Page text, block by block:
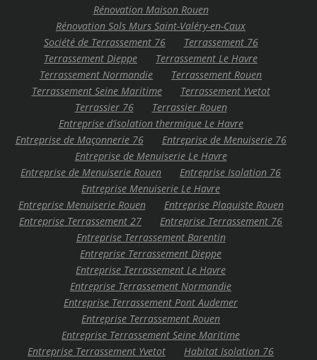
Rénovation Maison Rouen
Rénovation Sols Murs Saint-Valéry-en-Caux
Société de Terrassement 76
Terrassement 76
Terrassement Dieppe
Terrassement Le Havre
Terrassement Normandie
Terrassement Rouen
Terrassement Seine Maritime
Terrassement Yvetot
Terrassier 76
Terrassier Rouen
Entreprise d’isolation thermique Le Havre
Entreprise de Maçonnerie 76
Entreprise de Menuiserie 76
Entreprise de Menuiserie Le Havre
Entreprise de Menuiserie Rouen
Entreprise Isolation 76
Entreprise Menuiserie Le Havre
Entreprise Menuiserie Rouen
Entreprise Plaquiste Rouen
Entreprise Terrassement 27
Entreprise Terrassement 76
Entreprise Terrassement Barentin
Entreprise Terrassement Dieppe
Entreprise Terrassement Le Havre
Entreprise Terrassement Normandie
Entreprise Terrassement Pont Audemer
Entreprise Terrassement Rouen
Entreprise Terrassement Seine Maritime
Entreprise Terrassement Yvetot
Habitat Isolation 76